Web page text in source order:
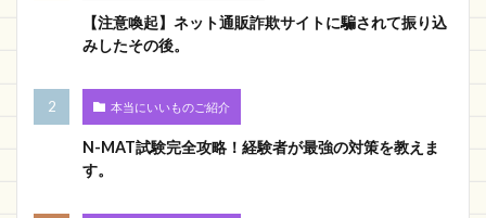
【注意喚起】ネット通販詐欺サイトに騙されて振り込
みしたその後。
本当にいいものご紹介
N-MAT試験完全攻略！経験者が最強の対策を教えま
す。